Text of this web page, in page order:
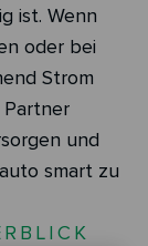
ist. Wenn
oder bei
Strom
und
smart zu